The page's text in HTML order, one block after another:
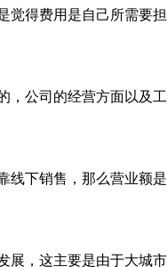
觉得费用是自己所需要
，公司的经营方面以及
线下销售，那么营业额
展，这主要是由于大城